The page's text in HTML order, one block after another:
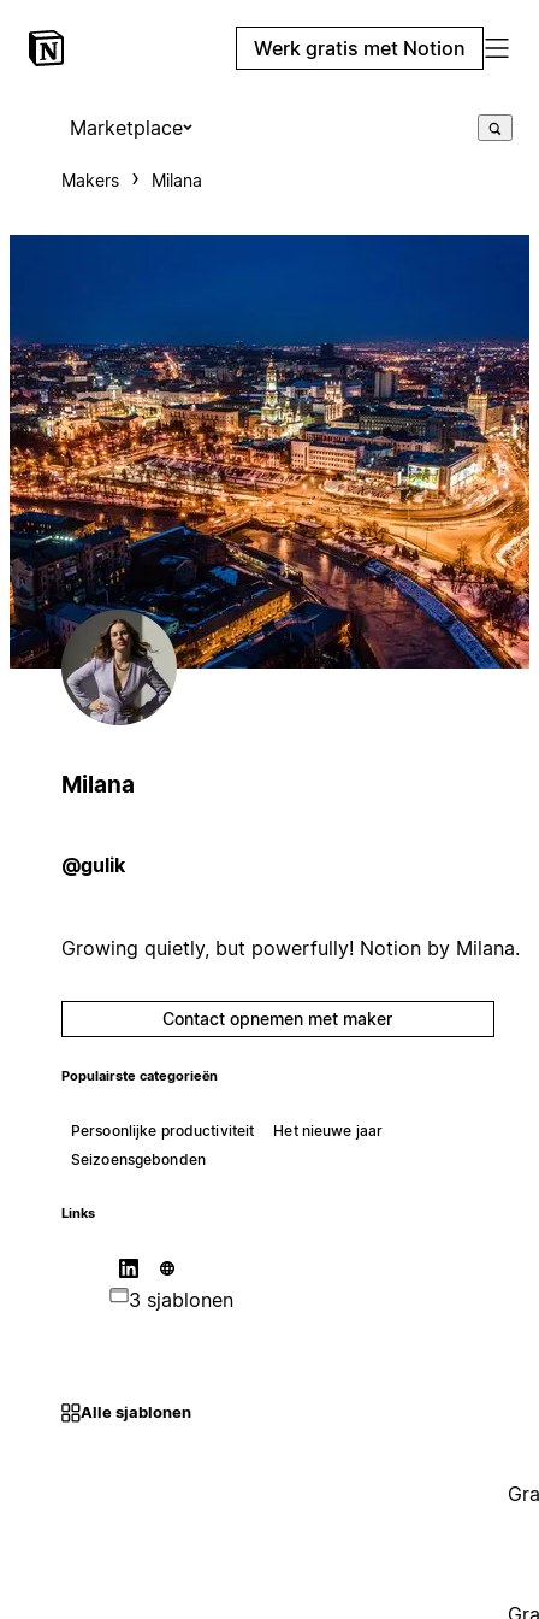
Werk gratis met Notion
Marketplace
Makers Milana
Milana
@gulik
Growing quietly, but powerfully! Notion by Milana.
Contact opnemen met maker
Populairste categorieën
Persoonlijke productiviteit
Het nieuwe jaar
Seizoensgebonden
Links
3 sjablonen
Alle sjablonen